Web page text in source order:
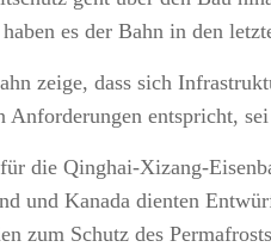
es der Bahn in den
zeige, dass sich
Anforderungen entspricht,
die Qinghai-Xizang-
und Kanada dienten
zum Schutz des